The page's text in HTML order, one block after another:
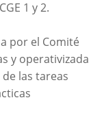
1 y 2.
por el Comité
y operativizada
las tareas